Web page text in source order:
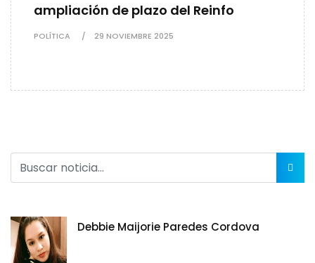
ampliación de plazo del Reinfo
POLÍTICA 29 NOVIEMBRE 2025
Debbie Maijorie Paredes Cordova